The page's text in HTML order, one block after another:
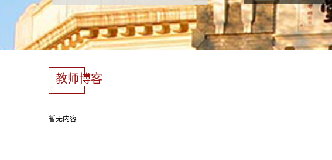
教师博客
暂无内容